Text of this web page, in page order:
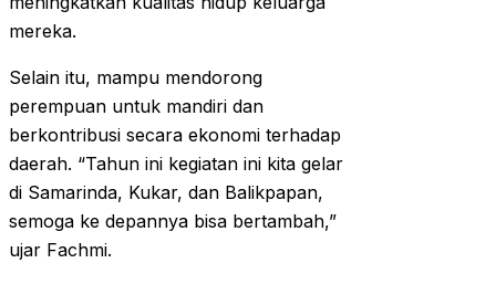
mereka.
Selain itu, mampu mendorong
perempuan untuk mandiri dan
berkontribusi secara ekonomi terhadap
daerah. “Tahun ini kegiatan ini kita gelar
di Samarinda, Kukar, dan Balikpapan,
semoga ke depannya bisa bertambah,”
ujar Fachmi.